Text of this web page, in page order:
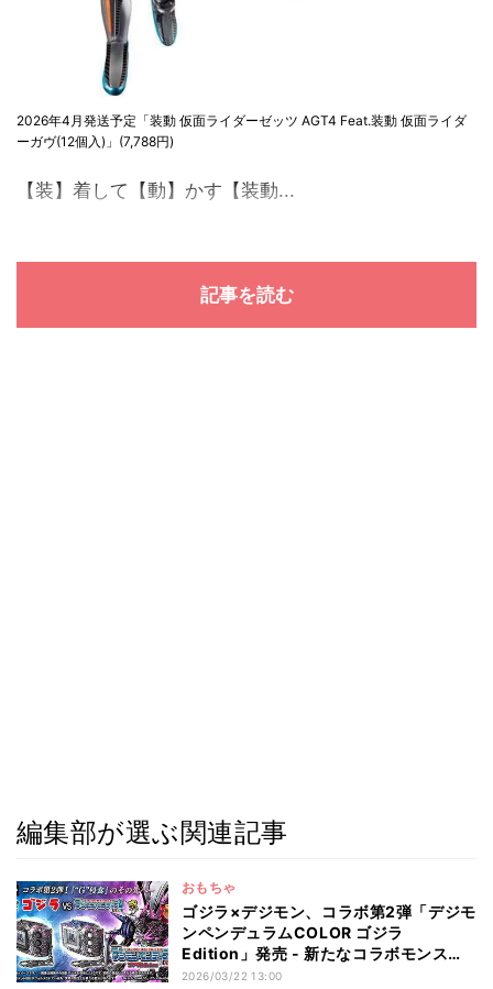
2026年4月発送予定「装動 仮面ライダーゼッツ AGT4 Feat.装動 仮面ライダ
ーガヴ(12個入)」(7,788円)
【装】着して【動】かす【装動...
記事を読む
編集部が選ぶ関連記事
おもちゃ
ゴジラ×デジモン、コラボ第2弾「デジモ
ンペンデュラムCOLOR ゴジラ
Edition」発売 - 新たなコラボモンスタ
ー5体収録
2026/03/22 13:00